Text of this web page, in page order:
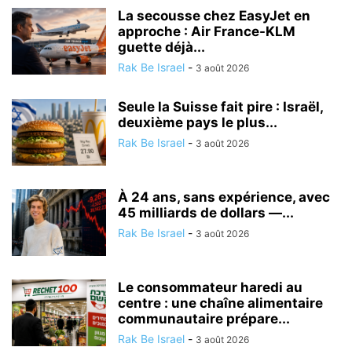
La secousse chez EasyJet en
approche : Air France-KLM
guette déjà...
Rak Be Israel - 3 août 2026
Seule la Suisse fait pire : Israël,
deuxième pays le plus...
Rak Be Israel - 3 août 2026
À 24 ans, sans expérience, avec
45 milliards de dollars —...
Rak Be Israel - 3 août 2026
Le consommateur haredi au
centre : une chaîne alimentaire
communautaire prépare...
Rak Be Israel - 3 août 2026